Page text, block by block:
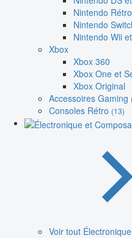
Nintendo Rétro
Nintendo
Nintendo Wii
Xbox
Xbox 360
Xbox One et
Xbox Original
Accessoires Gaming
Consoles Rétro (13)
Voir tout